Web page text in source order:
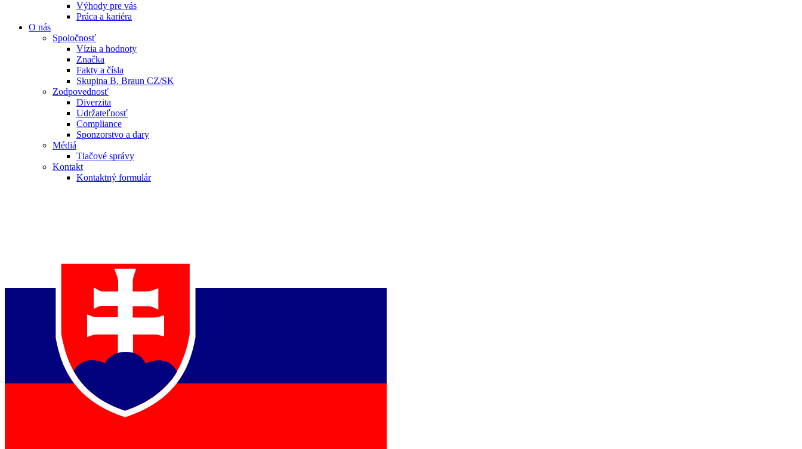
Produktový katalóg​
Objavte naše produkty. ​Navštívte produktový katalóg B. Braun​ s našim kompletným produktovým portfóliom.​
Dialyzačné strediská
B. Braun Avitum poskytuje kvalitnú dialyzačnú starostlivosť vo všetkých svojich strediskách na Slovensku. Viac informácií nájdete na stránke jednotlivých stredísk.
Výhody pre vás
Práca a kariéra
O nás
Spoločnosť
Vízia a hodnoty
Značka
Fakty a čísla
Skupina B. Braun CZ/SK
Zodpovednosť
Diverzita
Udržateľnosť
Compliance
Sponzorstvo a dary
Médiá
Tlačové správy
Kontakt
Kontaktný formulár